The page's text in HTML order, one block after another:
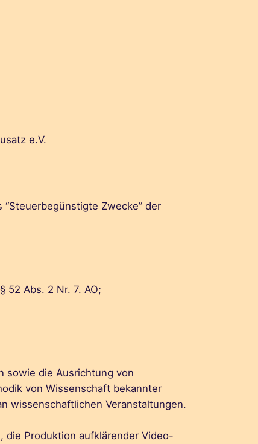
e.V.
Zwecke” der
52 Abs. 2 Nr. 7. AO;
sowie die Ausrichtung von
von Wissenschaft bekannter
wissenschaftlichen Veranstaltungen.
die Produktion aufklärender Video-